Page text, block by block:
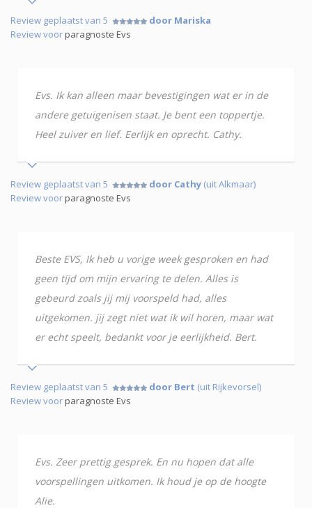
Review geplaatst van 5
door Mariska
Review voorparagnoste Evs
Evs. Ik kan alleen maar bevestigingen wat er in de
andere getuigenisen staat. Je bent een toppertje.
Heel zuiver en lief. Eerlijk en oprecht. Cathy.
Review geplaatst van 5 door Cathy (uit Alkmaar)
Review voorparagnoste Evs
Beste EVS, Ik heb u vorige week gesproken en had
geen tijd om mijn ervaring te delen. Alles is
gebeurd zoals jij mij voorspeld had, alles
uitgekomen. jij zegt niet wat ik wil horen, maar wat
er echt speelt, bedankt voor je eerlijkheid. Bert.
Review geplaatst van 5 door Bert (uit Rijkevorsel)
Review voorparagnoste Evs
Evs. Zeer prettig gesprek. En nu hopen dat alle
voorspellingen uitkomen. Ik houd je op de hoogte
Alie.